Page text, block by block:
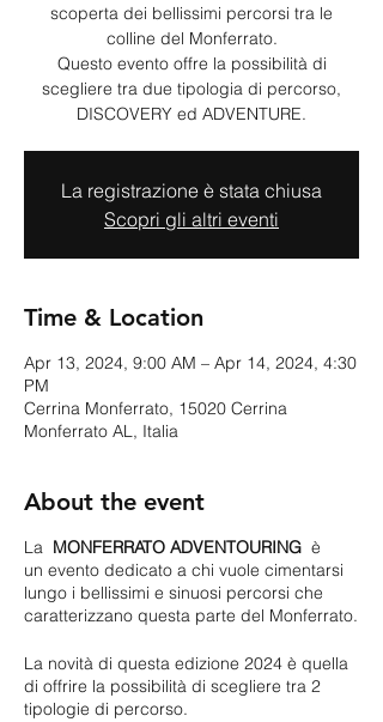
scoperta dei bellissimi percorsi tra le
colline del Monferrato.
Questo evento offre la possibilità di
scegliere tra due tipologia di percorso,
DISCOVERY ed ADVENTURE.
La registrazione è stata chiusa
Scopri gli altri eventi
Time & Location
Apr 13, 2024, 9:00 AM – Apr 14, 2024, 4:30
PM
Cerrina Monferrato, 15020 Cerrina
Monferrato AL, Italia
About the event
La MONFERRATO ADVENTOURING è
un evento dedicato a chi vuole cimentarsi
lungo i bellissimi e sinuosi percorsi che
caratterizzano questa parte del Monferrato.
La novità di questa edizione 2024 è quella
di offrire la possibilità di scegliere tra 2
tipologie di percorso.